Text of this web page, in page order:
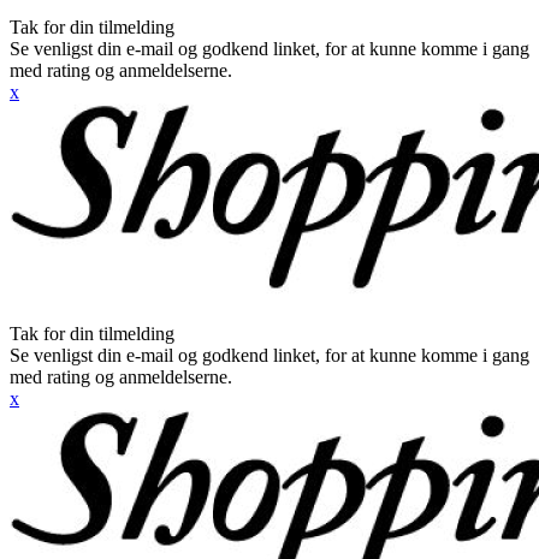
Tak for din tilmelding
Se venligst din e-mail og godkend linket, for at kunne komme i gang
med rating og anmeldelserne.
x
Tak for din tilmelding
Se venligst din e-mail og godkend linket, for at kunne komme i gang
med rating og anmeldelserne.
x